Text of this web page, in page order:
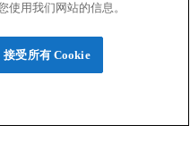
使用我们网站的信息。
接受所有 Cookie